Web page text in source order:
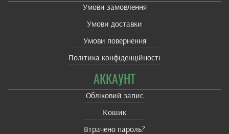
Умови замовлення
Умови доставки
Умови повернення
Політика конфіденційності
АККАУНТ
Обліковий запис
Кошик
Втрачено пароль?